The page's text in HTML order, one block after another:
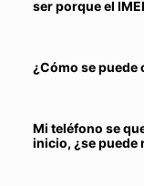
ser porque el
¿Cómo se puede
Mi teléfono se
inicio, ¿se puede